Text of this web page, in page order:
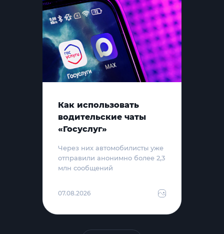
Как использовать
водительские чаты
«Госуслуг»
Через них автомобилисты уже
отправили анонимно более 2,3
млн сообщений
07.08.2026